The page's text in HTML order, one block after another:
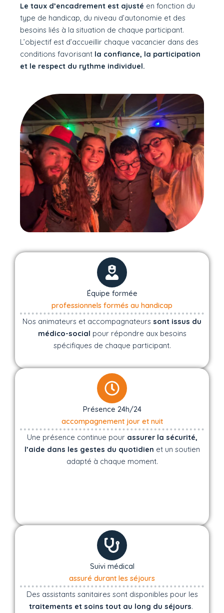
Le taux d’encadrement est ajusté en fonction du
type de handicap, du niveau d’autonomie et des
besoins liés à la situation de chaque participant.
L’objectif est d’accueillir chaque vacancier dans des
conditions favorisant la confiance, la participation
et le respect du rythme individuel.
Équipe formée
professionnels formés au handicap
Nos animateurs et accompagnateurs sont issus du
médico-social pour répondre aux besoins
spécifiques de chaque participant.
Présence 24h/24
accompagnement jour et nuit
Une présence continue pour assurer la sécurité,
l’aide dans les gestes du quotidien et un soutien
adapté à chaque moment.
Suivi médical
assuré durant les séjours
Des assistants sanitaires sont disponibles pour les
traitements et soins tout au long du séjours.